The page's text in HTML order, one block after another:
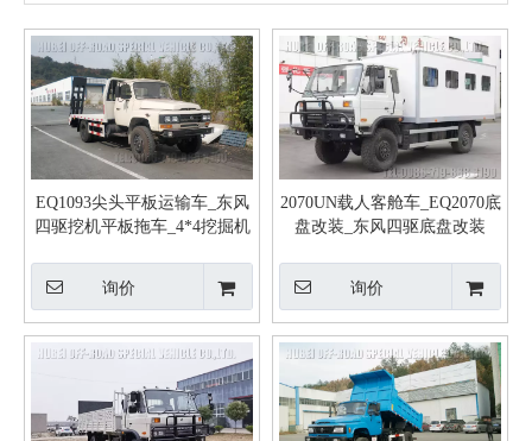
EQ1093尖头平板运输车_东风
四驱挖机平板拖车_4*4挖掘机
询价
2070UN载人客舱车_EQ2070底
盘改装_东风四驱底盘改装
询价